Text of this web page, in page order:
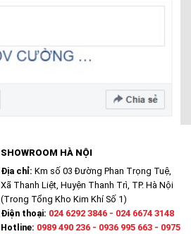
SHOWROOM HÀ NỘI
Địa chỉ: Km số 03 Đường Phan Trọng Tuệ,
Xã Thanh Liệt, Huyện Thanh Trì, TP. Hà Nội
(Trong Tổng Kho Kim Khí Số 1)
Điện thoại: 024 6292 3846 - 024 6674 3148
Hotline: 0989 490 236 - 0936 995 663 - 0975